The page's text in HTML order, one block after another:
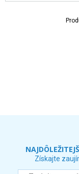
Získajte